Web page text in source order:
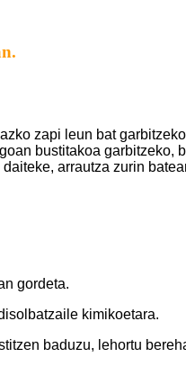
zapi leun bat
bustitakoa
arrautza zurin
gordeta.
kimikoetara.
baduzu, lehortu